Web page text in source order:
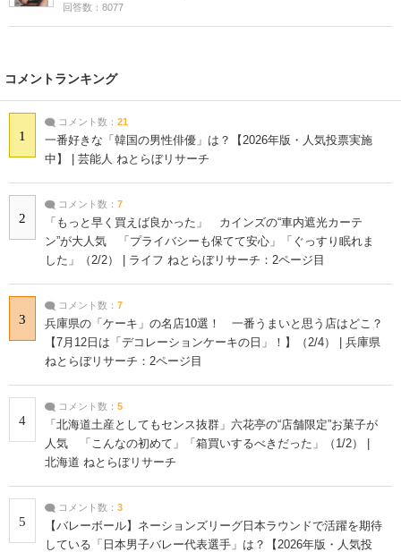
回答数：8077
コメントランキング
1
コメント数： 21
一番好きな「韓国の男性俳優」は？【2026年版・人気投票実施
中】 | 芸能人 ねとらぼリサーチ
2
コメント数： 7
「もっと早く買えば良かった」 カインズの“車内遮光カーテ
ン”が大人気 「プライバシーも保てて安心」「ぐっすり眠れま
した」（2/2） | ライフ ねとらぼリサーチ：2ページ目
3
コメント数： 7
兵庫県の「ケーキ」の名店10選！ 一番うまいと思う店はどこ？
【7月12日は「デコレーションケーキの日」！】（2/4） | 兵庫県
ねとらぼリサーチ：2ページ目
4
コメント数： 5
「北海道土産としてもセンス抜群」六花亭の“店舗限定”お菓子が
人気 「こんなの初めて」「箱買いするべきだった」（1/2） |
北海道 ねとらぼリサーチ
5
コメント数： 3
【バレーボール】ネーションズリーグ日本ラウンドで活躍を期待
している「日本男子バレー代表選手」は？【2026年版・人気投